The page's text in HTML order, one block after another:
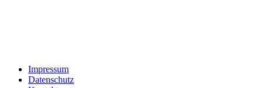
Impressum
Datenschutz